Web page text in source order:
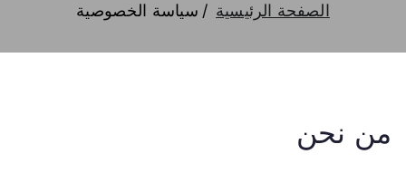
الصفحة الرئيسية سياسة الخصوصية
من نحن